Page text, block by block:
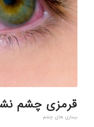
قرمزی چشم
بیماری های چشم